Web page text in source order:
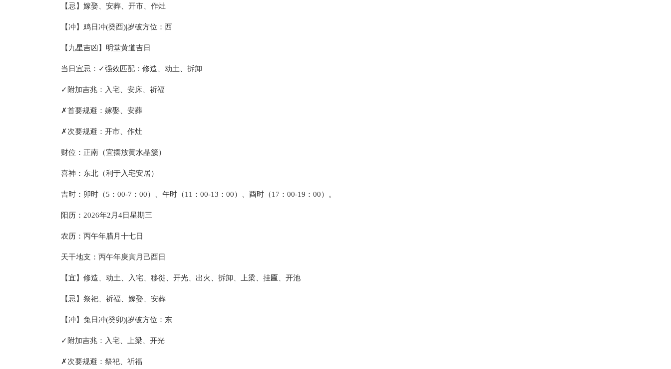
【忌】嫁娶、安葬、开市、作灶
【冲】鸡日冲(癸酉)|岁破方位：西
【九星吉凶】明堂黄道吉日
当日宜忌：✓强效匹配：修造、动土、拆卸
✓附加吉兆：入宅、安床、祈福
✗首要规避：嫁娶、安葬
✗次要规避：开市、作灶
财位：正南（宜摆放黄水晶簇）
喜神：东北（利于入宅安居）
吉时：卯时（5：00-7：00）、午时（11：00-13：00）、酉时（17：00-19：00）。
阳历：2026年2月4日星期三
农历：丙午年腊月十七日
天干地支：丙午年庚寅月己酉日
【宜】修造、动土、入宅、移徙、开光、出火、拆卸、上梁、挂匾、开池
【忌】祭祀、祈福、嫁娶、安葬
【冲】兔日冲(癸卯)|岁破方位：东
✓附加吉兆：入宅、上梁、开光
✗次要规避：祭祀、祈福